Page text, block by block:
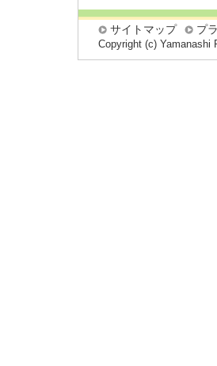
サイトマップ プ
Copyright (c) Yamanashi